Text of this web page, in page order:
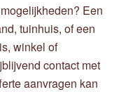
Een
tuinhuis, of een
winkel of
contact met
aanvragen kan